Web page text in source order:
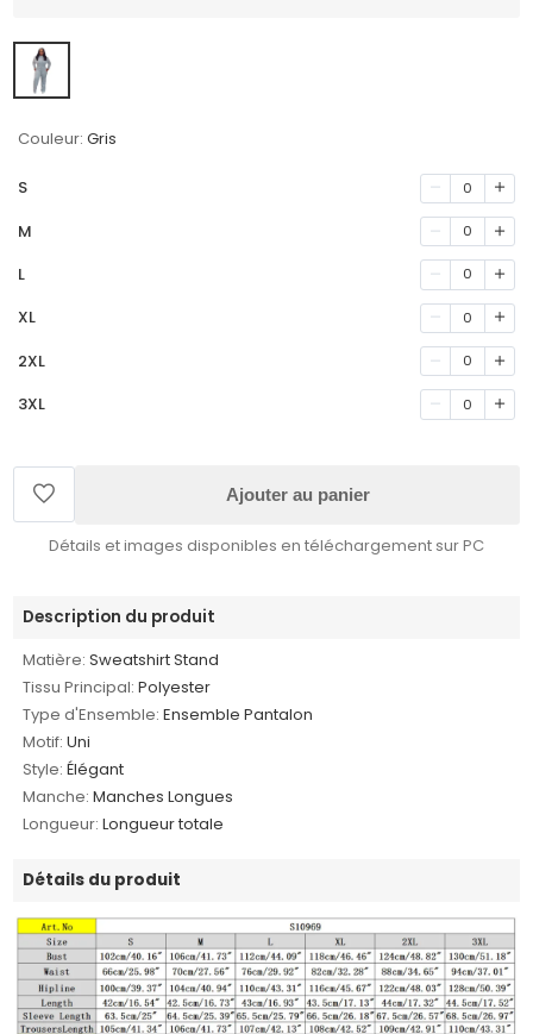
Couleur: Gris
S 0
M 0
L 0
XL 0
2XL 0
3XL 0
Ajouter au panier
Détails et images disponibles en téléchargement sur PC
Description du produit
Matière: Sweatshirt Stand
Tissu Principal: Polyester
Type d'Ensemble: Ensemble Pantalon
Motif: Uni
Style: Élégant
Manche: Manches Longues
Longueur: Longueur totale
Détails du produit